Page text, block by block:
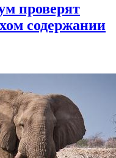
проверят
содержании